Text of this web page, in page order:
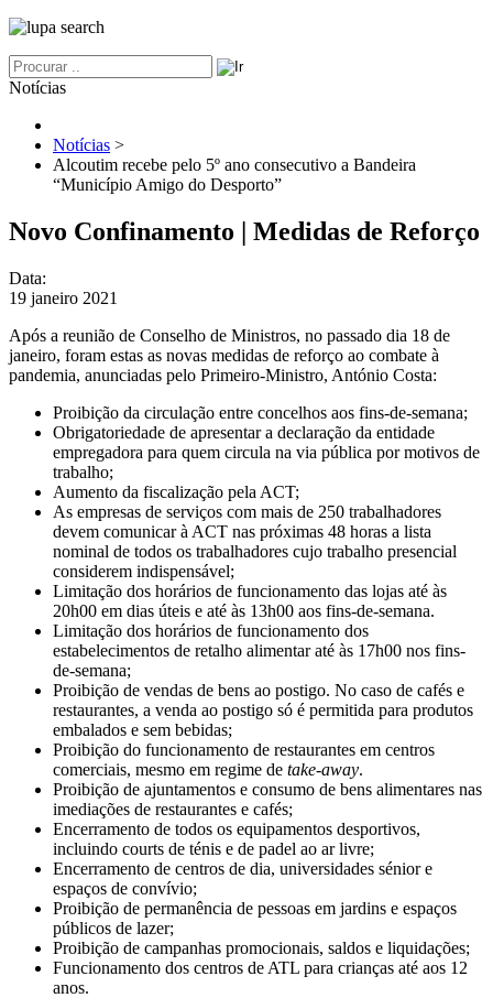
Notícias
Notícias >
Alcoutim recebe pelo 5º ano consecutivo a Bandeira
“Município Amigo do Desporto”
Novo Confinamento | Medidas de Reforço
Data:
19 janeiro 2021
Após a reunião de Conselho de Ministros, no passado dia 18 de
janeiro, foram estas as novas medidas de reforço ao combate à
pandemia, anunciadas pelo Primeiro-Ministro, António Costa:
Proibição da circulação entre concelhos aos fins-de-semana;
Obrigatoriedade de apresentar a declaração da entidade
empregadora para quem circula na via pública por motivos de
trabalho;
Aumento da fiscalização pela ACT;
As empresas de serviços com mais de 250 trabalhadores
devem comunicar à ACT nas próximas 48 horas a lista
nominal de todos os trabalhadores cujo trabalho presencial
considerem indispensável;
Limitação dos horários de funcionamento das lojas até às
20h00 em dias úteis e até às 13h00 aos fins-de-semana.
Limitação dos horários de funcionamento dos
estabelecimentos de retalho alimentar até às 17h00 nos fins-
de-semana;
Proibição de vendas de bens ao postigo. No caso de cafés e
restaurantes, a venda ao postigo só é permitida para produtos
embalados e sem bebidas;
Proibição do funcionamento de restaurantes em centros
comerciais, mesmo em regime de take-away.
Proibição de ajuntamentos e consumo de bens alimentares nas
imediações de restaurantes e cafés;
Encerramento de todos os equipamentos desportivos,
incluindo courts de ténis e de padel ao ar livre;
Encerramento de centros de dia, universidades sénior e
espaços de convívio;
Proibição de permanência de pessoas em jardins e espaços
públicos de lazer;
Proibição de campanhas promocionais, saldos e liquidações;
Funcionamento dos centros de ATL para crianças até aos 12
anos.